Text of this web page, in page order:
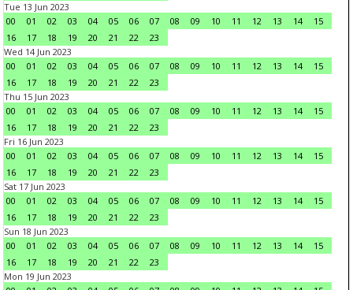
Tue 13 Jun 2023
00
01 02 03 04 05 06 07 08 09 10 11 12 13 14
15
16
17 18 19 20 21 22
23
Wed 14 Jun 2023
00
01 02 03 04 05 06 07 08 09 10 11 12 13 14
15
16
17 18 19 20 21 22
23
Thu 15 Jun 2023
00
01 02 03 04 05 06 07 08 09 10 11 12 13 14
15
16
17 18 19 20 21 22
23
Fri 16 Jun 2023
00
01 02 03 04 05 06 07 08 09 10 11 12 13 14
15
16
17 18 19 20 21 22
23
Sat 17 Jun 2023
00
01 02 03 04 05 06 07 08 09 10 11 12 13 14
15
16
17 18 19 20 21 22
23
Sun 18 Jun 2023
00
01 02 03 04 05 06 07 08 09 10 11 12 13 14
15
16
17 18 19 20 21 22
23
Mon 19 Jun 2023